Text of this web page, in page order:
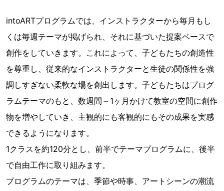
intoARTプログラムでは、インストラクターから毎月もし
くは毎週テーマが掲げられ、それに基づいた提案ベースで
創作をしていきます。これによって、子どもたちの創造性
を尊重し、従来的なインストラクターと生徒の関係性を強
調しすぎない柔軟な場を創出します。子どもたちはプログ
ラムテーマのもと、数週間～1ヶ月かけて教室の空間に創作
物を増やしていき、主観的にも客観的にもその成果を実感
できるようになります。
1クラスを約120分とし、前半でテーマプログラムに、後半
で自由工作に取り組みます。
プログラムのテーマは、季節や時事、アートシーンの潮流